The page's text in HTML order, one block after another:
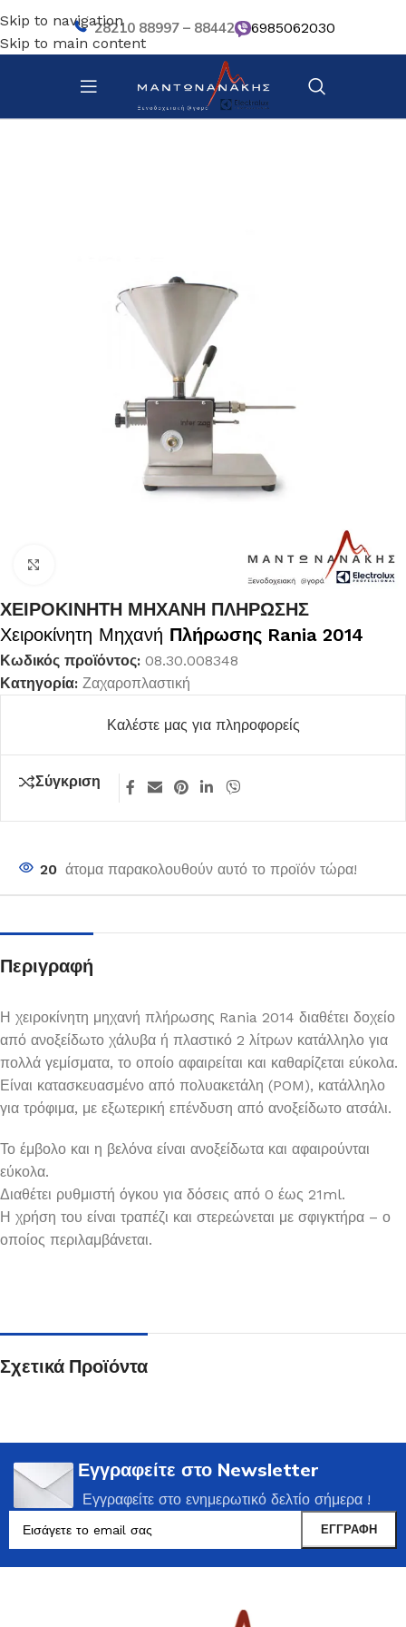
Skip to navigation
Skip to main content
28210 88997 – 88442 6985062030
Αρχική σελίδα/
ΧΕΙΡΟΚΙΝΗΤΗ ΜΗΧΑΝΗ ΠΛΗΡΩΣΗΣ
Χειροκίνητη Μηχανή Πλήρωσης Rania 2014
Κωδικός προϊόντος: 08.30.008348
Κατηγορία: Ζαχαροπλαστική
Καλέστε μας για πληροφορείς
Σύγκριση
20 άτομα παρακολουθούν αυτό το προϊόν τώρα!
Περιγραφή
Η χειροκίνητη μηχανή πλήρωσης Rania 2014 διαθέτει δοχείο
από ανοξείδωτο χάλυβα ή πλαστικό 2 λίτρων κατάλληλο για
πολλά γεμίσματα, το οποίο αφαιρείται και καθαρίζεται εύκολα.
Είναι κατασκευασμένο από πολυακετάλη (POM), κατάλληλο
για τρόφιμα, με εξωτερική επένδυση από ανοξείδωτο ατσάλι.
Το έμβολο και η βελόνα είναι ανοξείδωτα και αφαιρούνται
εύκολα.
Διαθέτει ρυθμιστή όγκου για δόσεις από 0 έως 21ml.
Η χρήση του είναι τραπέζι και στερεώνεται με σφιγκτήρα – ο
οποίος περιλαμβάνεται.
Σχετικά Προϊόντα
Εγγραφείτε στο Newsletter
Εγγραφείτε στο ενημερωτικό δελτίο σήμερα !